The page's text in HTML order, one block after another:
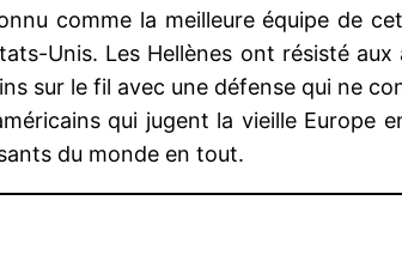
comme la meilleure équipe de
Unis. Les Hellènes ont résisté
sur le fil avec une défense qui ne
qui jugent la vieille Europe
du monde en tout.